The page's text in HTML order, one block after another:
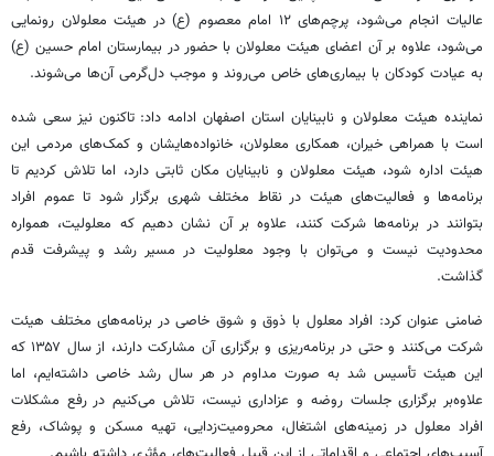
عالیات انجام می‌شود، پرچم‌های ۱۲ امام معصوم (
ع)در هیئت معلولان رونمایی
می‌شود، علاوه بر آن اعضای هیئت معلولان با حضور در بیمارستان امام حسین (ع)
به عیادت کودکان با بیماری‌های خاص می‌روند و موجب دل‌گرمی آن‌ها می‌شوند.
نماینده هیئت معلولان و نابینایان استان اصفهان ادامه داد: تاکنون نیز سعی شده
است با همراهی خیران، همکاری معلولان، خانواده‌هایشان و کمک‌های مردمی این
هیئت اداره شود، هیئت معلولان و نابینایان مکان ثابتی دارد، اما تلاش کردیم تا
برنامه‌ها و فعالیت‌های هیئت در نقاط مختلف شهری برگزار شود تا عموم افراد
بتوانند در برنامه‌ها شرکت کنند، علاوه بر آن نشان دهیم که معلولیت، همواره
محدودیت نیست و می‌توان با وجود معلولیت در مسیر رشد و پیشرفت قدم
گذاشت.
ضامنی عنوان کرد: افراد معلول با ذوق و شوق خاصی در برنامه‌های مختلف هیئت
شرکت می‌کنند و حتی در برنامه‌ریزی و برگزاری آن مشارکت دارند، از سال ۱۳۵۷ که
این هیئت تأسیس شد به صورت مداوم در هر سال رشد خاصی داشته‌ایم، اما
علاوه‌بر برگزاری جلسات روضه و عزاداری نیست، تلاش می‌کنیم در رفع مشکلات
افراد معلول در زمینه‌های اشتغال، محرومیت‌زدایی، تهیه مسکن و پوشاک، رفع